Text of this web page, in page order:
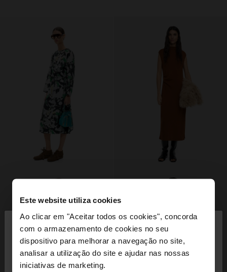
Este website utiliza cookies
Ao clicar em "Aceitar todos os cookies", concorda
com o armazenamento de cookies no seu
dispositivo para melhorar a navegação no site,
analisar a utilização do site e ajudar nas nossas
iniciativas de marketing.
Está a aceder ao site a partir de Portugal. Deseja
navegar no nosso site United States?